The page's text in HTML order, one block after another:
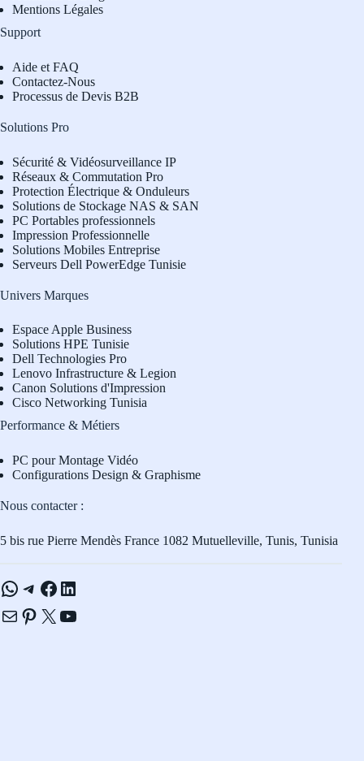
Mentions Légales
Support
Aide et FAQ
Contactez-Nous
Processus de Devis B2B
Solutions Pro
Sécurité & Vidéosurveillance IP
Réseaux & Commutation Pro
Protection Électrique & Onduleurs
Solutions de Stockage NAS & SAN
PC Portables professionnels
Impression Professionnelle
Solutions Mobiles Entreprise
Serveurs Dell PowerEdge Tunisie
Univers Marques
Espace Apple Business
Solutions HPE Tunisie
Dell Technologies Pro
Lenovo Infrastructure & Legion
Canon Solutions d'Impression
Cisco Networking Tunisia
Performance & Métiers
PC pour Montage Vidéo
Configurations Design & Graphisme
Nous contacter :
5 bis rue Pierre Mendès France 1082 Mutuelleville, Tunis, Tunisia
WhatsApp
Telegram
Facebook
LinkedIn
E-mailPinterest
X YouTube